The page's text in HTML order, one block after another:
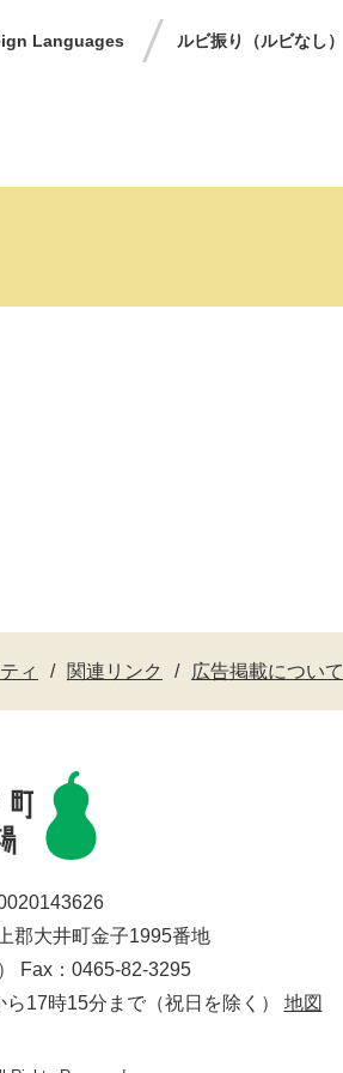
Languages ルビ振り （ルビなし）
ィ 関連リンク 広告掲載について
郡大井町金子1995番地
Fax：0465-82-3295
17時15分まで（祝日を除く）
地図